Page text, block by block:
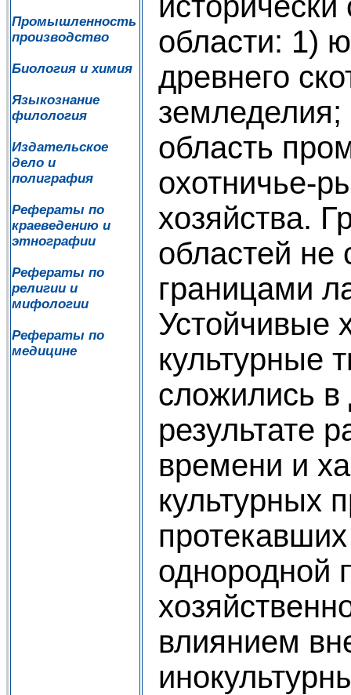
Промышленность
производство
Биология и химия
Языкознание
филология
Издательское
дело и
полиграфия
Рефераты по
краеведению и
этнографии
Рефераты по
религии и
мифологии
Рефераты по
медицине
области: 1)
древнего
область
охотничье-
хозяйства.
областей не
границами
Устойчивые
культурные
сложились в
результате
времени и
культурных
однородной
влиянием